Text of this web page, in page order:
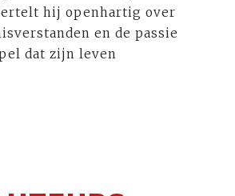
hij openhartig over
en de passie
dat zijn leven